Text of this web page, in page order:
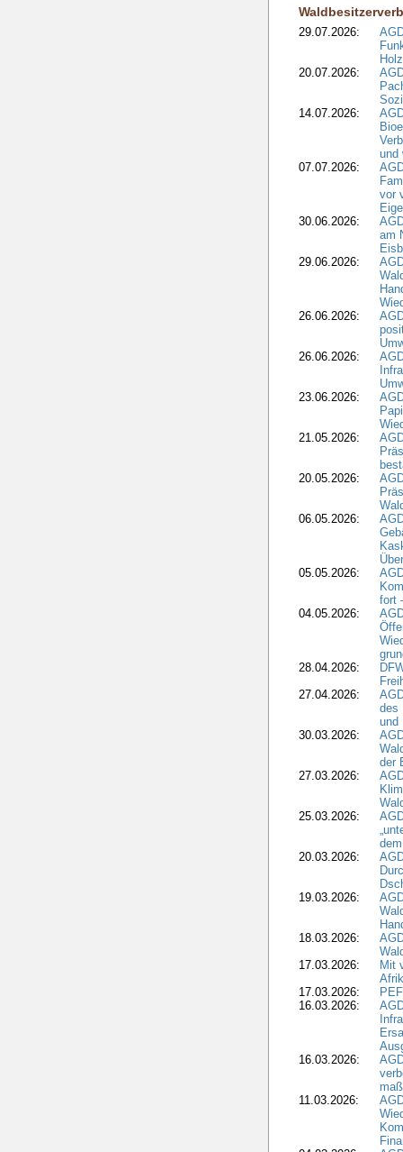
29.07.2026:
20.07.2026:
14.07.2026:
und
07.07.2026:
vor
30.06.2026:
am
29.06.2026:
26.06.2026:
26.06.2026:
23.06.2026:
21.05.2026:
20.05.2026:
06.05.2026:
05.05.2026:
fort
04.05.2026:
28.04.2026:
27.04.2026:
des
und
30.03.2026:
der
27.03.2026:
25.03.2026:
20.03.2026:
19.03.2026:
18.03.2026:
17.03.2026:
Mit
17.03.2026:
16.03.2026:
16.03.2026:
11.03.2026: